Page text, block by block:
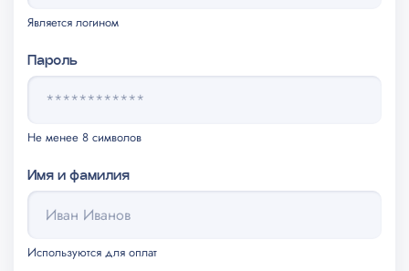
Является логином
Пароль
Не менее 8 символов
Имя и фамилия
Используются для оплат